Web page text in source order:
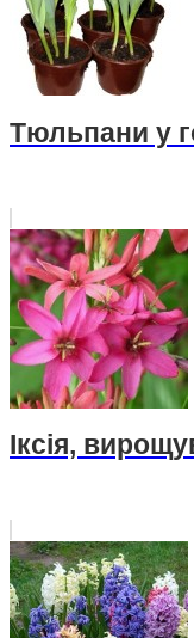
Тюльпани у
Іксія,